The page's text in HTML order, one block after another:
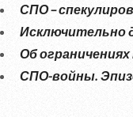
СПО –
Исключительно
Об
СПО-войны.